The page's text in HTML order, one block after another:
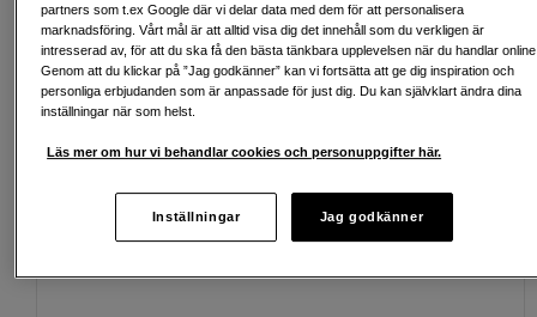
Personlig service och expertrådgivning
Passande tillbehör
partners som t.ex Google där vi delar data med dem för att personalisera
marknadsföring. Vårt mål är att alltid visa dig det innehåll som du verkligen är
intresserad av, för att du ska få den bästa tänkbara upplevelsen när du handlar
Genom att du klickar på ”Jag godkänner” kan vi fortsätta att ge dig inspiration och
personliga erbjudanden som är anpassade för just dig. Du kan självklart ändra dina
inställningar när som helst.
Läs mer om hur vi behandlar cookies och personuppgifter här.
Inställningar Jag godkänner